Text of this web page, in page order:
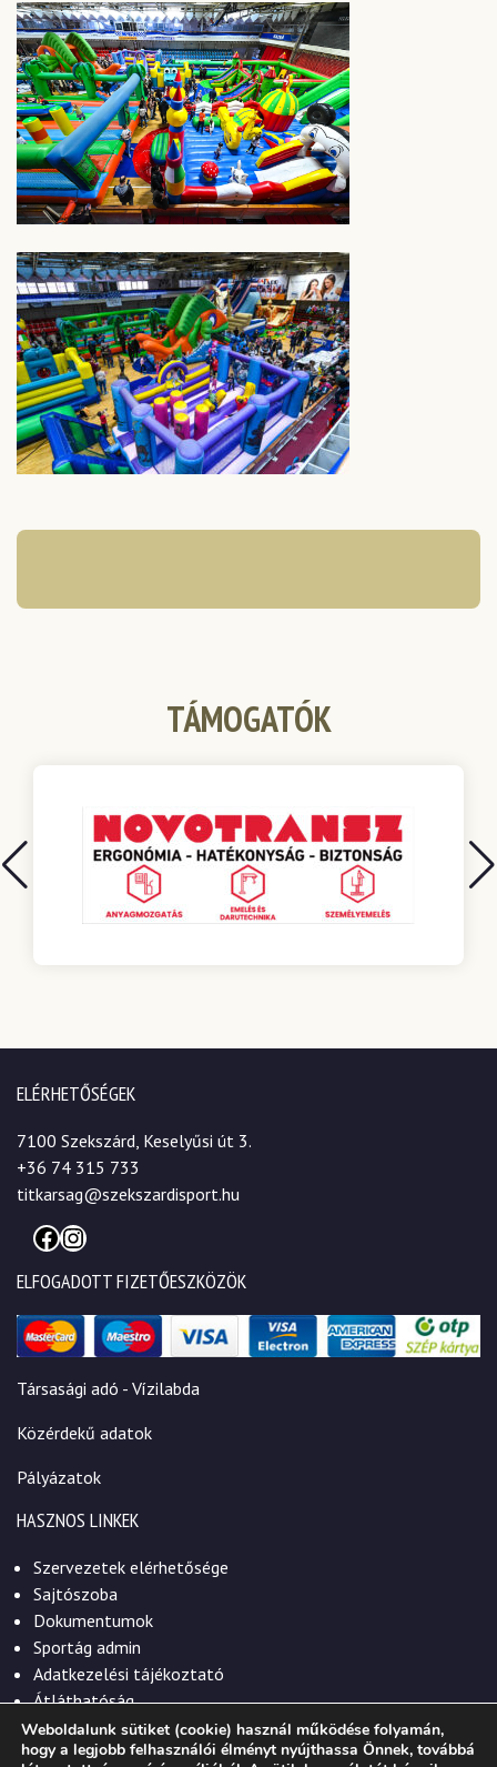
TÁMOGATÓK
ELÉRHETŐSÉGEK
7100 Szekszárd, Keselyűsi út 3.
+36 74 315 733
titkarsag@szekszardisport.hu
Facebook
Instagram
ELFOGADOTT FIZETŐESZKÖZÖK
Társasági adó - Vízilabda
Közérdekű adatok
Pályázatok
HASZNOS LINKEK
Szervezetek elérhetősége
Sajtószoba
Dokumentumok
Sportág admin
Adatkezelési tájékoztató
Átláthatóság
Weboldalunk sütiket (cookie) használ működése folyamán,
hogy a legjobb felhasználói élményt nyújthassa Önnek, továbbá